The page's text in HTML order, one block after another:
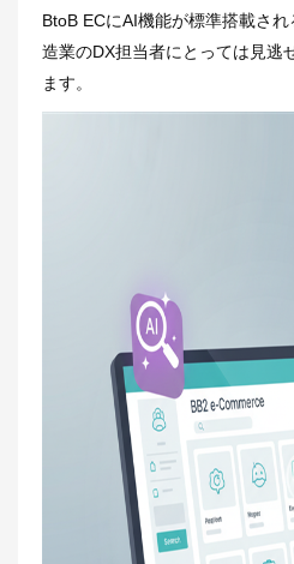
BtoB ECにAI機能が標準搭載さ
造業のDX担当者にとっては見逃
ます。